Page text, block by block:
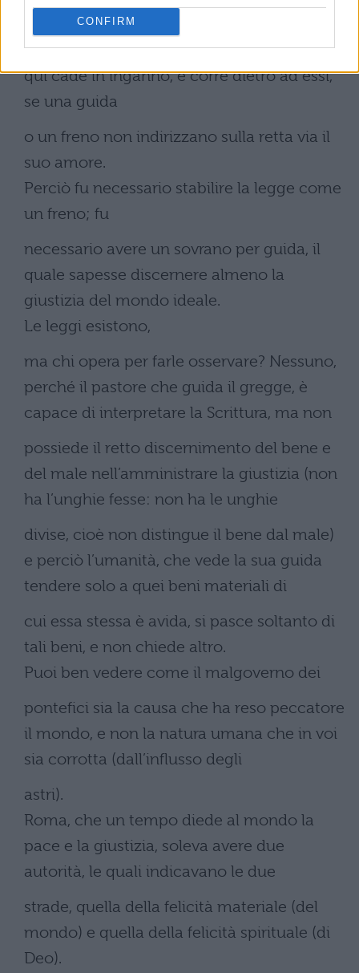
CONFIRM
ciò che la diletta.
Gusta dapprima i beni limitati della terra; e
qui cade in inganno, e corre dietro ad essi,
se una guida
o un freno non indirizzano sulla retta via il
suo amore.
Perciò fu necessario stabilire la legge come
un freno; fu
necessario avere un sovrano per guida, il
quale sapesse discernere almeno la
giustizia del mondo ideale.
Le leggi esistono,
ma chi opera per farle osservare? Nessuno,
perché il pastore che guida il gregge, è
capace di interpretare la Scrittura, ma non
possiede il retto discernimento del bene e
del male nell’amministrare la giustizia (non
ha l’unghie fesse: non ha le unghie
divise, cioè non distingue il bene dal male)
e perciò l’umanità, che vede la sua guida
tendere solo a quei beni materiali di
cui essa stessa è avida, si pasce soltanto di
tali beni, e non chiede altro.
Puoi ben vedere come il malgoverno dei
pontefici sia la causa che ha reso peccatore
il mondo, e non la natura umana che in voi
sia corrotta (dall’influsso degli
astri).
Roma, che un tempo diede al mondo la
pace e la giustizia, soleva avere due
autorità, le quali indicavano le due
strade, quella della felicità materiale (del
mondo) e quella della felicità spirituale (di
Deo).